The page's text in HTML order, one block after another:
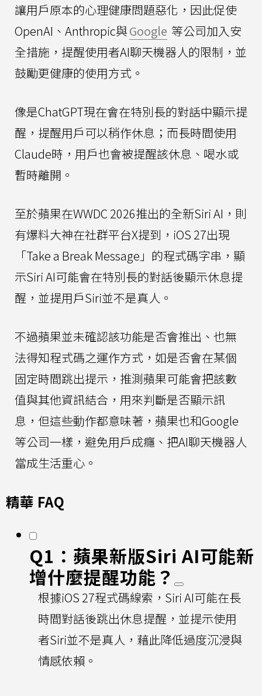
讓用戶原本的心理健康問題惡化，因此促使
OpenAI、Anthropic與Google 等公司加入安
全措施，提醒使用者AI聊天機器人的限制，並
鼓勵更健康的使用方式。
像是ChatGPT現在會在特別長的對話中顯示提
醒，提醒用戶可以稍作休息；而長時間使用
Claude時，用戶也會被提醒該休息、喝水或
暫時離開。
至於蘋果在WWDC 2026推出的全新Siri AI，則
有爆料大神在社群平台X提到，iOS 27出現
「Take a Break Message」的程式碼字串，顯
示Siri AI可能會在特別長的對話後顯示休息提
醒，並提用戶Siri並不是真人。
不過蘋果並未確認該功能是否會推出、也無
法得知程式碼之運作方式，如是否會在某個
固定時間跳出提示，推測蘋果可能會把該數
值與其他資訊結合，用來判斷是否顯示訊
息，但這些動作都意味著，蘋果也和Google
等公司一樣，避免用戶成癮、把AI聊天機器人
當成生活重心。
精華 FAQ
Q1：蘋果新版Siri AI可能新
增什麼提醒功能？
根據iOS 27程式碼線索，Siri AI可能在長
時間對話後跳出休息提醒，並提示使用
者Siri並不是真人，藉此降低過度沉浸與
情感依賴。